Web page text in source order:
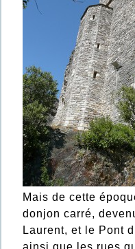
Mais de cette
donjon carré,
Laurent, et le Pont
ainsi que les rues